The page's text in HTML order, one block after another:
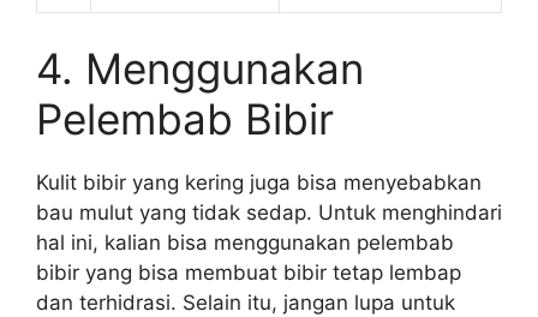
4. Menggunakan
Pelembab Bibir
Kulit bibir yang kering juga bisa menyebabkan
bau mulut yang tidak sedap. Untuk menghindari
hal ini, kalian bisa menggunakan pelembab
bibir yang bisa membuat bibir tetap lembap
dan terhidrasi. Selain itu, jangan lupa untuk